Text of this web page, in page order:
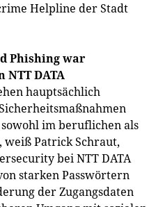
Helpline der Stadt
Phishing war
NTT DATA
hauptsächlich
im beruflichen als
weiß Patrick Schraut,
bei NTT DATA
starken Passwörtern
der Zugangsdaten